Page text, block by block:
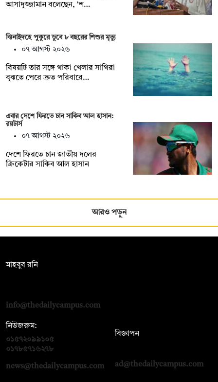
আসাদুজ্জামান বলেছেন, ‘শ…
ঝিনাইদহে পুকুরে ডুবে ৮ বছরের শিশুর মৃত্যু
০৭ আগস্ট ২০২৬
বিষয়টি তার সঙ্গে থাকা খেলার সাথিরা
বুঝতে পেরে দ্রুত পরিবারে…
এবার দেশে ফিরতে চান সাকিব আল হাসান:
রয়টার্স
০৭ আগস্ট ২০২৬
দেশে ফিরতে চান জাতীয় দলের
ক্রিকেটার সাকিব আল হাসান
আরও পড়ুন
মাহবুব রনি
info@thedailycampus.com
নিউজরুম:
০১৫৭২০৯৯১০৫
০১৭৮৫৭১৬২৭৮
news@thedailycampus.com
বিজ্ঞাপন
ad@thedailycampus.com